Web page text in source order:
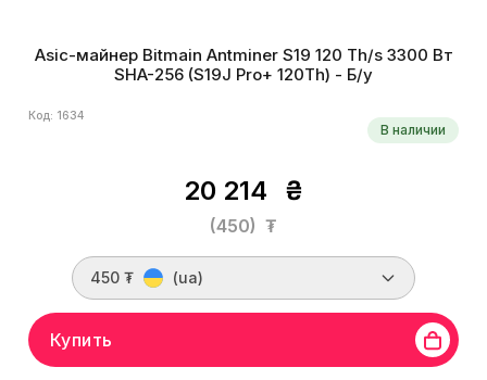
Asic-майнер Bitmain Antminer S19 120 Th/s 3300 Вт
SHA-256 (S19J Pro+ 120Th) - Б/у
Код: 1634
В наличии
20 214 ₴
(450) ₮
450 ₮ (ua)
Купить